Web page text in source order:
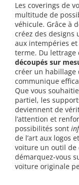
Les coverings de
multitude de
véhicule. Grâce à
créez des designs
aux intempéries
terme. Du lettrage
découpés sur
créer un habillage
communique
Que vous
partiel, les
deviennent de
l’attention et
possibilités sont
de l’art aux logos
voiture un outil de
démarquez-vous
voiture originale